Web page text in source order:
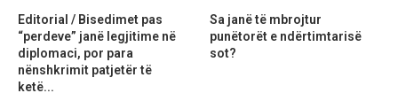
Editorial / Bisedimet pas
“perdeve” janë legjitime në
diplomaci, por para
nënshkrimit patjetër të
ketë...
Sa janë të mbrojtur
punëtorët e ndërtimtarisë
sot?